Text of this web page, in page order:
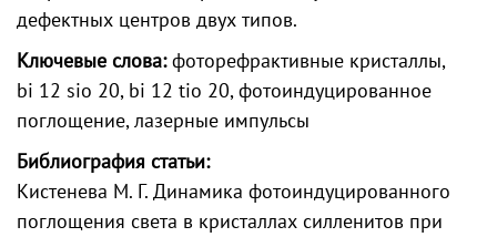
дефектных центров двух типов.
Ключевые слова:фоторефрактивные кристаллы,
bi 12 sio 20, bi 12 tio 20, фотоиндуцированное
поглощение, лазерные импульсы
Библиография статьи:
Кистенева М. Г. Динамика фотоиндуцированного
поглощения света в кристаллах силленитов при